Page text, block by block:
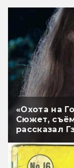
«Охота на
Сюжет,
рассказал